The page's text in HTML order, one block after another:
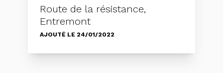
Route de la résistance,
Entremont
AJOUTÉ LE 24/01/2022